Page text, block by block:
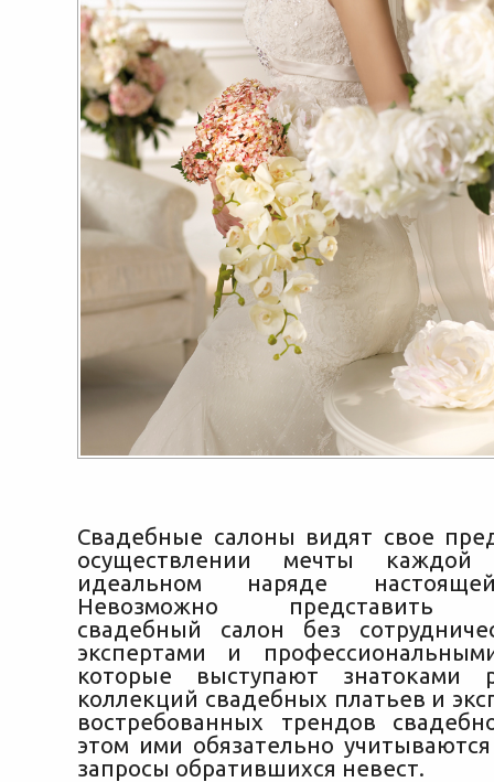
Свадебные салоны видят свое
осуществлении мечты
идеальном наряде
Невозможно представить
свадебный салон без
экспертами и
которые выступают знатоками
коллекций свадебных платьев и
востребованных трендов
этом ими обязательно
запросы обратившихся невест.